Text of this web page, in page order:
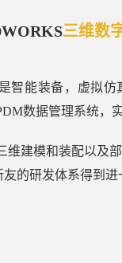
三维数
智能装备，虚拟
数据管理系统，
维建模和装配以及
的研发体系得到